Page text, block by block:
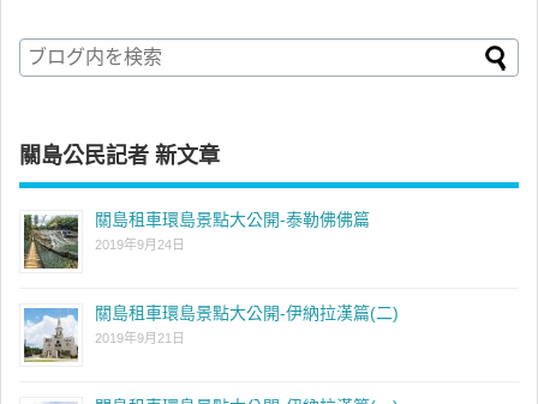
關島公民記者 新文章
關島租車環島景點大公開-泰勒佛佛篇
2019年9月24日
關島租車環島景點大公開-伊納拉漢篇(二)
2019年9月21日